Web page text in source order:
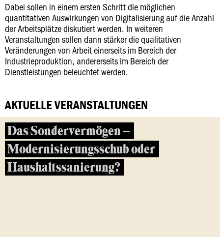
Dabei sollen in einem ersten Schritt die möglichen
quantitativen Auswirkungen von Digitalisierung auf die Anzahl
der Arbeitsplätze diskutiert werden. In weiteren
Veranstaltungen sollen dann stärker die qualitativen
Veränderungen von Arbeit einerseits im Bereich der
Industrieproduktion, andererseits im Bereich der
Dienstleistungen beleuchtet werden.
AKTUELLE VERANSTALTUNGEN
Das Sondervermögen –
Modernisierungsschub oder
Haushaltssanierung?